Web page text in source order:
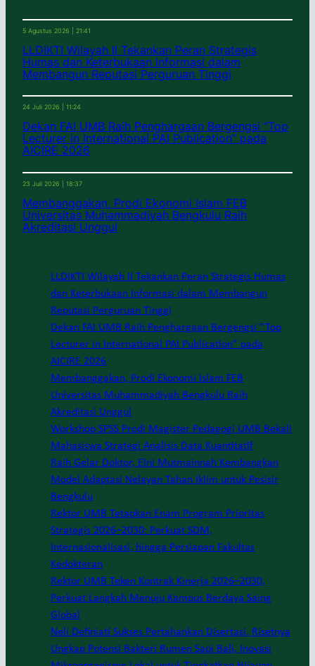
5 Agustus 2026 | 21:41
LLDIKTI Wilayah II Tekankan Peran Strategis
Humas dan Keterbukaan Informasi dalam
Membangun Reputasi Perguruan Tinggi
24 Juli 2026 | 11:24
Dekan FAI UMB Raih Penghargaan Bergengsi “Top
Lecturer in International PAI Publication” pada
AICIRE 2026
23 Juli 2026 | 18:37
Membanggakan, Prodi Ekonomi Islam FEB
Universitas Muhammadiyah Bengkulu Raih
Akreditasi Unggul
LLDIKTI Wilayah II Tekankan Peran Strategis Humas
dan Keterbukaan Informasi dalam Membangun
Reputasi Perguruan Tinggi
Dekan FAI UMB Raih Penghargaan Bergengsi “Top
Lecturer in International PAI Publication” pada
AICIRE 2026
Membanggakan, Prodi Ekonomi Islam FEB
Universitas Muhammadiyah Bengkulu Raih
Akreditasi Unggul
Workshop SPSS Prodi Magister Pedagogi UMB Bekali
Mahasiswa Strategi Analisis Data Kuantitatif
Raih Gelar Doktor, Elni Mutmainnah Kembangkan
Model Adaptasi Nelayan Tahan Iklim untuk Pesisir
Bengkulu
Rektor UMB Tetapkan Enam Program Prioritas
Strategis 2026–2030: Perkuat SDM,
Internasionalisasi, hingga Persiapan Fakultas
Kedokteran
Rektor UMB Teken Kontrak Kinerja 2026–2030,
Perkuat Langkah Menuju Kampus Berdaya Saing
Global
Neli Definiati Sukses Pertahankan Disertasi, Risetnya
Ungkap Potensi Bakteri Rumen Sapi Bali, Inovasi